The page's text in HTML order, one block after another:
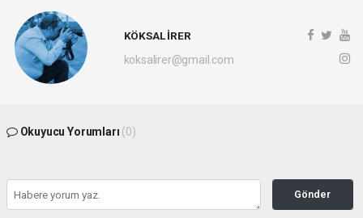
KÖKSAL İRER
koksalirer@gmail.com
Okuyucu Yorumları (0)
Gönder